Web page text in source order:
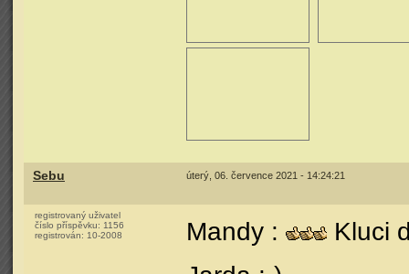
Sebu úterý, 06. července 2021 - 14:24:21
registrovaný uživatel
číslo příspěvku: 1156
registrován: 10-2008 Mandy :
Kluci